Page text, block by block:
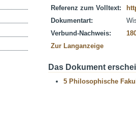
Referenz zum Volltext:
Dokumentart:
Verbund-Nachweis:
Zur Langanzeige
Das Dokument
5 Philosophische